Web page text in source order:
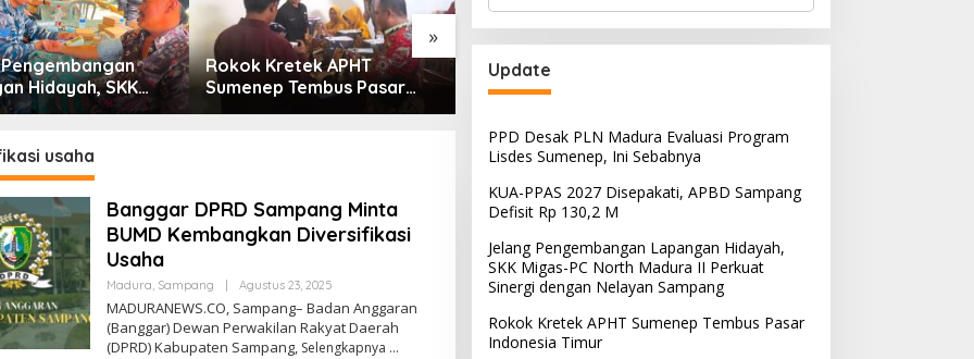
»
Hidayah, SKK
North Madura II
Sampang
Rokok Kretek APHT
Sumenep Tembus Pasar
Indonesia Timur
DPRD Sampang Dukung
Pemidanaan Kaum LGBT
usaha
Banggar DPRD Sampang Minta
BUMD Kembangkan Diversifikasi
Usaha
Madura, Sampang Agustus 23, 2025Oleh
MADURANEWS.CO, Sampang– Badan Anggaran
(Banggar) Dewan Perwakilan Rakyat Daerah
(DPRD) Kabupaten Sampang, Selengkapnya
Update
PPD Desak PLN Madura Evaluasi Program
Lisdes Sumenep, Ini Sebabnya
KUA-PPAS 2027 Disepakati, APBD Sampang
Defisit Rp 130,2 M
Jelang Pengembangan Lapangan Hidayah,
SKK Migas-PC North Madura II Perkuat
Sinergi dengan Nelayan Sampang
Rokok Kretek APHT Sumenep Tembus Pasar
Indonesia Timur